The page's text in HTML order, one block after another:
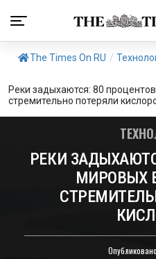
The Times On RU /
Реки задыхаются: 80
стремительно потеряли
РЕКИ
МИРОВЫХ